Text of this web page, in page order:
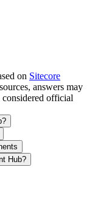
on Sitecore
answers may
considered official
Hub?